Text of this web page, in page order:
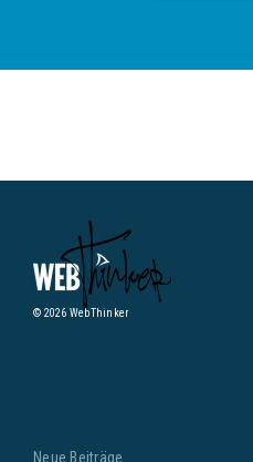
© 2026 WebThinker
Neue Beiträge